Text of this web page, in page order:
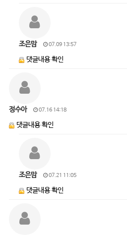
조은맘 07.09 13:57
댓글내용 확인
정수아 07.16 14:18
댓글내용 확인
조은맘 07.21 11:05
댓글내용 확인